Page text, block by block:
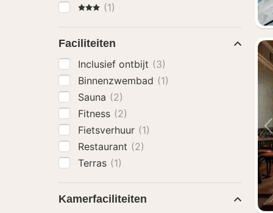
3 Sterren
(1)
Faciliteiten
Inclusief ontbijt (3)
Binnenzwembad (1)
Sauna (2)
Fitness (2)
Fietsverhuur (1)
Restaurant (2)
Terras (1)
Kamerfaciliteiten